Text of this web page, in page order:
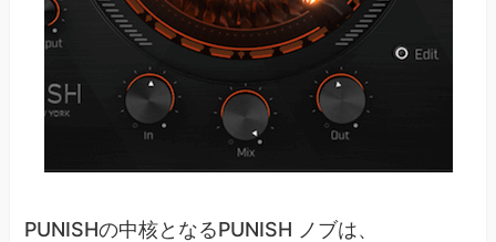
PUNISHの中核となるPUNISH ノブは、